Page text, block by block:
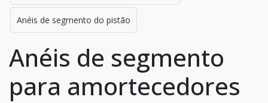
Anéis de segmento do pistão
Anéis de segmento
para amortecedores